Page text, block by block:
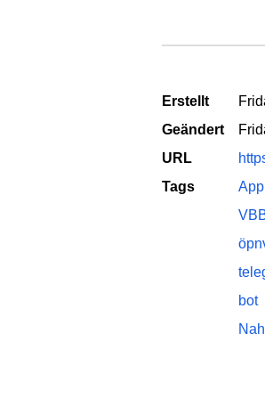
Erstellt
Geändert
URL
Tags
App
bot